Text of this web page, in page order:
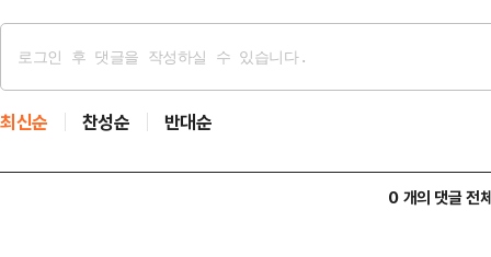
최신순 찬성순 반대순
0 개의 댓글 전